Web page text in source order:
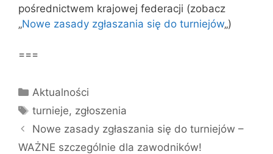
pośrednictwem krajowej federacji (zobacz
„Nowe zasady zgłaszania się do turniejów„)
===
Kategorie
Aktualności
Tagi
turnieje, zgłoszenia
Nowe zasady zgłaszania się do turniejów –
WAŻNE szczególnie dla zawodników!